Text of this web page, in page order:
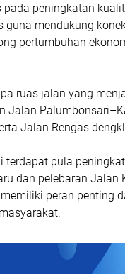
peningkatan
guna mendukung
pertumbuhan
ruas jalan yang
Jalan
Jalan Rengas
terdapat pula
dan pelebaran Jalan
peran penting